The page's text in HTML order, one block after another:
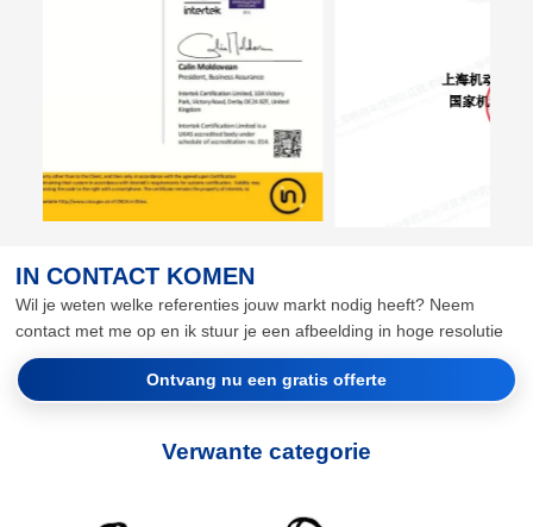
IN CONTACT KOMEN
Wil je weten welke referenties jouw markt nodig heeft? Neem
contact met me op en ik stuur je een afbeelding in hoge resolutie
Ontvang nu een gratis offerte
Verwante categorie